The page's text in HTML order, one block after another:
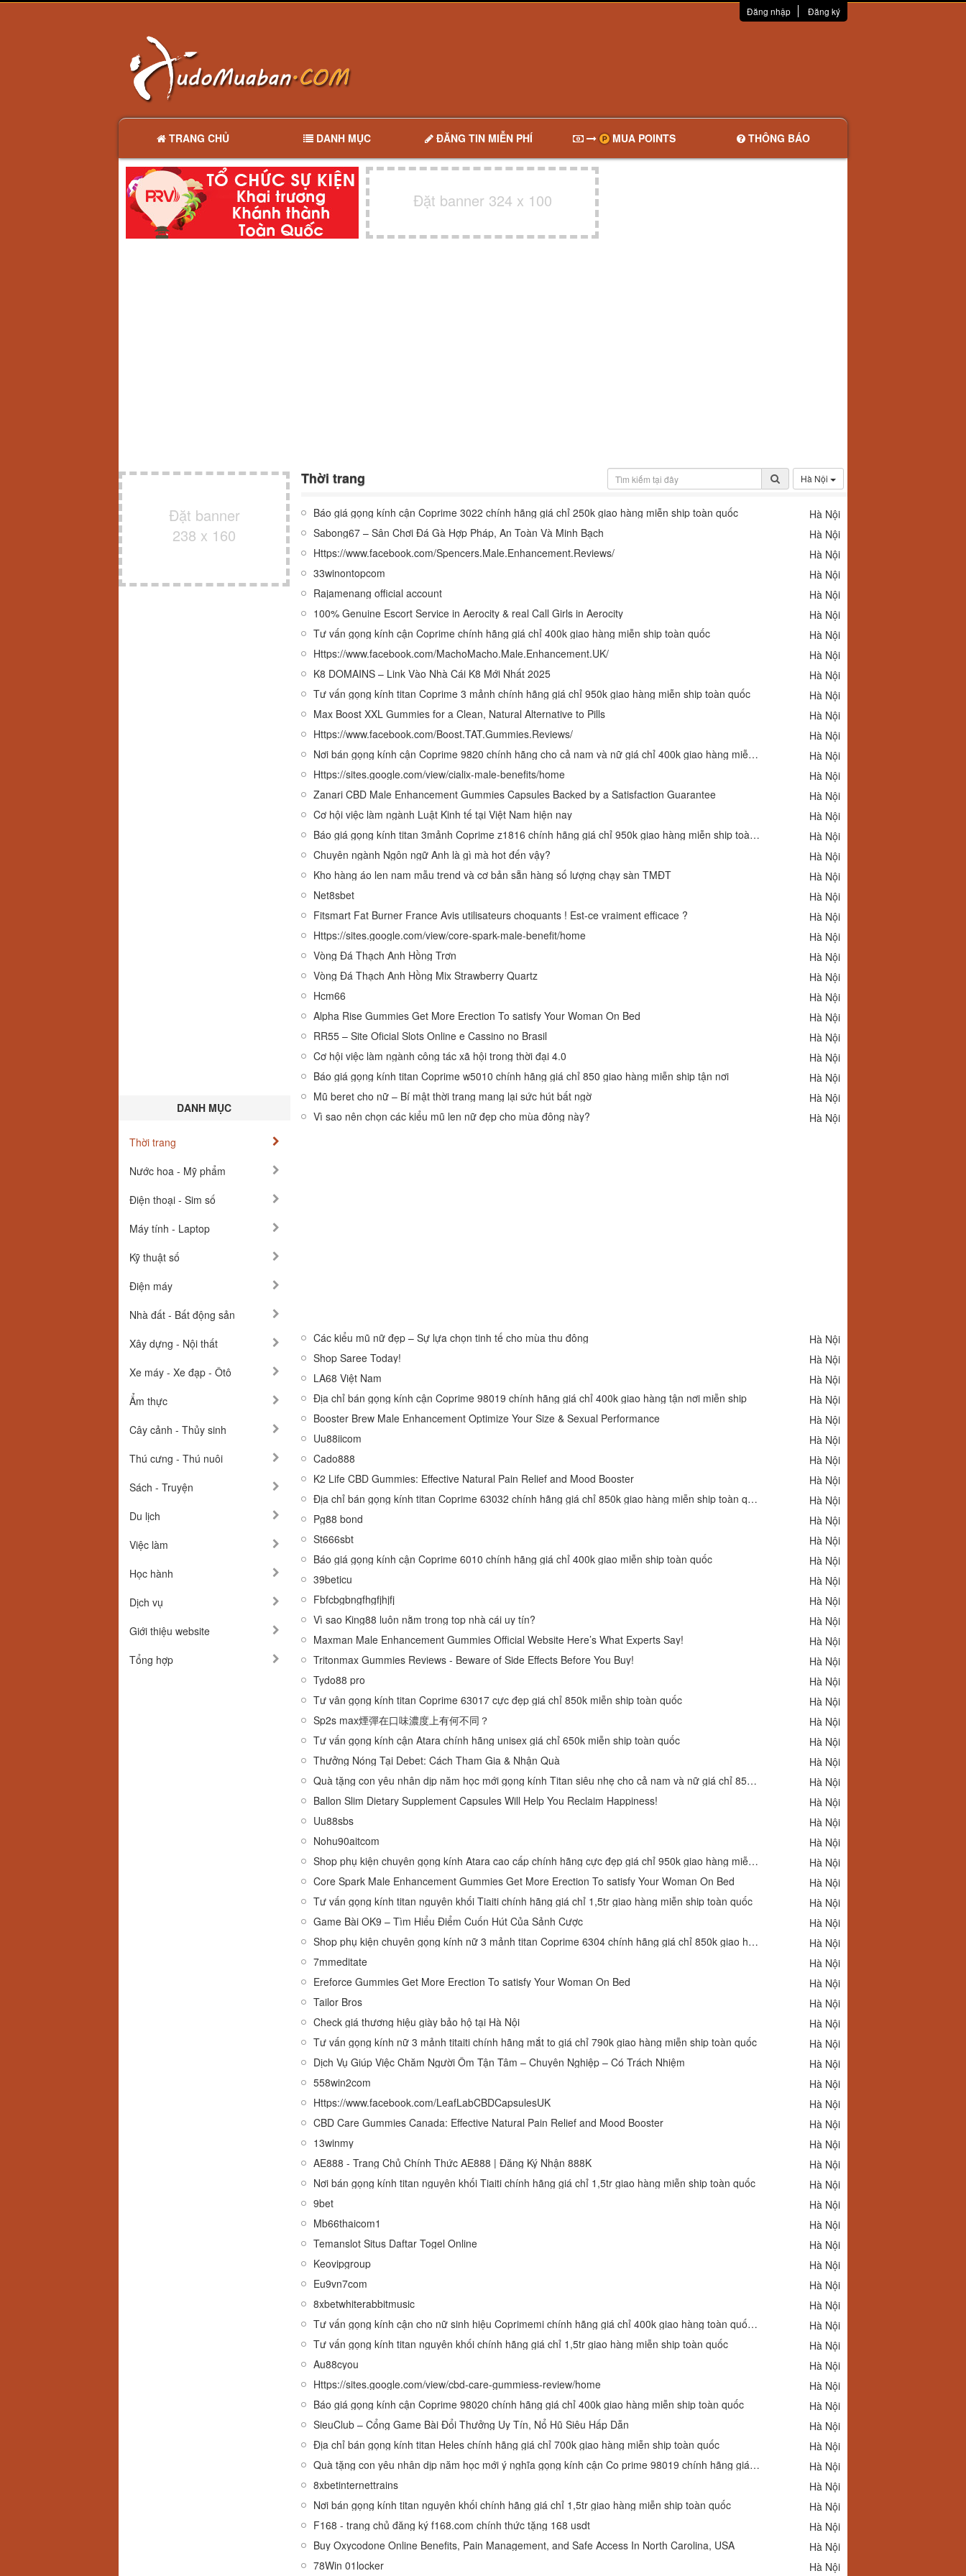
Đăng nhập Đăng ký
TRANG CHỦ DANH MỤC ĐĂNG TIN MIỄN PHÍ MUA POINTS THÔNG BÁO
Đặt banner 324 x 100
Đặt banner
238 x 160
DANH MỤC
Thời trang
Nước hoa - Mỹ phẩm
Điện thoại - Sim số
Máy tính - Laptop
Kỹ thuật số
Điện máy
Nhà đất - Bất động sản
Xây dựng - Nội thất
Xe máy - Xe đạp - Ôtô
Ẩm thực
Cây cảnh - Thủy sinh
Thú cưng - Thú nuôi
Sách - Truyện
Du lịch
Việc làm
Học hành
Dịch vụ
Giới thiệu website
Tổng hợp
Thời trang Hà Nội
Báo giá gọng kính cận Coprime 3022 chính hãng giá chỉ 250k giao hàng miễn ship toàn quốc
Hà Nội
Sabong67 – Sân Chơi Đá Gà Hợp Pháp, An Toàn Và Minh Bạch
Hà Nội
Https://www.facebook.com/Spencers.Male.Enhancement.Reviews/
Hà Nội
33winontopcom
Hà Nội
Rajamenang official account
Hà Nội
100% Genuine Escort Service in Aerocity & real Call Girls in Aerocity
Hà Nội
Tư vấn gọng kính cận Coprime chính hãng giá chỉ 400k giao hàng miễn ship toàn quốc
Hà Nội
Https://www.facebook.com/MachoMacho.Male.Enhancement.UK/
Hà Nội
K8 DOMAINS – Link Vào Nhà Cái K8 Mới Nhất 2025
Hà Nội
Tư vấn gọng kính titan Coprime 3 mảnh chính hãng giá chỉ 950k giao hàng miễn ship toàn quốc
Hà Nội
Max Boost XXL Gummies for a Clean, Natural Alternative to Pills
Hà Nội
Https://www.facebook.com/Boost.TAT.Gummies.Reviews/
Hà Nội
Nơi bán gọng kính cận Coprime 9820 chính hãng cho cả nam và nữ giá chỉ 400k giao hàng miễn ship toàn quốc
Hà Nội
Https://sites.google.com/view/cialix-male-benefits/home
Hà Nội
Zanari CBD Male Enhancement Gummies Capsules Backed by a Satisfaction Guarantee
Hà Nội
Cơ hội việc làm ngành Luật Kinh tế tại Việt Nam hiện nay
Hà Nội
Báo giá gọng kính titan 3mảnh Coprime z1816 chính hãng giá chỉ 950k giao hàng miễn ship toàn quốc
Hà Nội
Chuyên ngành Ngôn ngữ Anh là gì mà hot đến vậy?
Hà Nội
Kho hàng áo len nam mẫu trend và cơ bản sẵn hàng số lượng chạy sàn TMĐT
Hà Nội
Net8sbet
Hà Nội
Fitsmart Fat Burner France Avis utilisateurs choquants ! Est-ce vraiment efficace ?
Hà Nội
Https://sites.google.com/view/core-spark-male-benefit/home
Hà Nội
Vòng Đá Thạch Anh Hồng Trơn
Hà Nội
Vòng Đá Thạch Anh Hồng Mix Strawberry Quartz
Hà Nội
Hcm66
Hà Nội
Alpha Rise Gummies Get More Erection To satisfy Your Woman On Bed
Hà Nội
RR55 – Site Oficial Slots Online e Cassino no Brasil
Hà Nội
Cơ hội việc làm ngành công tác xã hội trong thời đại 4.0
Hà Nội
Báo giá gọng kính titan Coprime w5010 chính hãng giá chỉ 850 giao hàng miễn ship tận nơi
Hà Nội
Mũ beret cho nữ – Bí mật thời trang mang lại sức hút bất ngờ
Hà Nội
Vì sao nên chọn các kiểu mũ len nữ đẹp cho mùa đông này?
Hà Nội
Các kiểu mũ nữ đẹp – Sự lựa chọn tinh tế cho mùa thu đông
Hà Nội
Shop Saree Today!
Hà Nội
LA68 Việt Nam
Hà Nội
Địa chỉ bán gọng kính cận Coprime 98019 chính hãng giá chỉ 400k giao hàng tận nơi miễn ship
Hà Nội
Booster Brew Male Enhancement Optimize Your Size & Sexual Performance
Hà Nội
Uu88iicom
Hà Nội
Cado888
Hà Nội
K2 Life CBD Gummies: Effective Natural Pain Relief and Mood Booster
Hà Nội
Địa chỉ bán gọng kính titan Coprime 63032 chính hãng giá chỉ 850k giao hàng miễn ship toàn quốc
Hà Nội
Pg88 bond
Hà Nội
St666sbt
Hà Nội
Báo giá gọng kính cận Coprime 6010 chính hãng giá chỉ 400k giao miễn ship toàn quốc
Hà Nội
39beticu
Hà Nội
Fbfcbgbngfhgfjhjfj
Hà Nội
Vì sao King88 luôn nằm trong top nhà cái uy tín?
Hà Nội
Maxman Male Enhancement Gummies Official Website Here’s What Experts Say!
Hà Nội
Tritonmax Gummies Reviews - Beware of Side Effects Before You Buy!
Hà Nội
Tydo88 pro
Hà Nội
Tư vân gọng kính titan Coprime 63017 cực đẹp giá chỉ 850k miễn ship toàn quốc
Hà Nội
Sp2s max煙彈在口味濃度上有何不同？
Hà Nội
Tư vấn gọng kính cận Atara chính hãng unisex giá chỉ 650k miễn ship toàn quốc
Hà Nội
Thưởng Nóng Tại Debet: Cách Tham Gia & Nhận Quà
Hà Nội
Quà tặng con yêu nhân dịp năm học mới gọng kính Titan siêu nhẹ cho cả nam và nữ giá chỉ 850k giao hàng miễn ship toàn quốc
Hà Nội
Ballon Slim Dietary Supplement Capsules Will Help You Reclaim Happiness!
Hà Nội
Uu88sbs
Hà Nội
Nohu90aitcom
Hà Nội
Shop phụ kiện chuyên gọng kính Atara cao cấp chính hãng cực đẹp giá chỉ 950k giao hàng miễn ship toàn quốc
Hà Nội
Core Spark Male Enhancement Gummies Get More Erection To satisfy Your Woman On Bed
Hà Nội
Tư vấn gọng kính titan nguyên khối Tiaiti chính hãng giá chỉ 1,5tr giao hàng miễn ship toàn quốc
Hà Nội
Game Bài OK9 – Tìm Hiểu Điểm Cuốn Hút Của Sảnh Cược
Hà Nội
Shop phụ kiện chuyên gọng kính nữ 3 mảnh titan Coprime 6304 chính hãng giá chỉ 850k giao hàng miễn ship toàn quốc
Hà Nội
7mmeditate
Hà Nội
Ereforce Gummies Get More Erection To satisfy Your Woman On Bed
Hà Nội
Tailor Bros
Hà Nội
Check giá thương hiệu giày bảo hộ tại Hà Nội
Hà Nội
Tư vấn gọng kính nữ 3 mảnh titaiti chính hãng mắt to giá chỉ 790k giao hàng miễn ship toàn quốc
Hà Nội
Dịch Vụ Giúp Việc Chăm Người Ốm Tận Tâm – Chuyên Nghiệp – Có Trách Nhiệm
Hà Nội
558win2com
Hà Nội
Https://www.facebook.com/LeafLabCBDCapsulesUK
Hà Nội
CBD Care Gummies Canada: Effective Natural Pain Relief and Mood Booster
Hà Nội
13winmy
Hà Nội
AE888 - Trang Chủ Chính Thức AE888 | Đăng Ký Nhận 888K
Hà Nội
Nơi bán gọng kính titan nguyên khối Tiaiti chính hãng giá chỉ 1,5tr giao hàng miễn ship toàn quốc
Hà Nội
9bet
Hà Nội
Mb66thaicom1
Hà Nội
Temanslot Situs Daftar Togel Online
Hà Nội
Keovipgroup
Hà Nội
Eu9vn7com
Hà Nội
8xbetwhiterabbitmusic
Hà Nội
Tư vấn gọng kính cận cho nữ sinh hiệu Coprimemi chính hãng giá chỉ 400k giao hàng toàn quốc miễn ship
Hà Nội
Tư vấn gọng kính titan nguyên khối chính hãng giá chỉ 1,5tr giao hàng miễn ship toàn quốc
Hà Nội
Au88cyou
Hà Nội
Https://sites.google.com/view/cbd-care-gummiess-review/home
Hà Nội
Báo giá gọng kính cận Coprime 98020 chính hãng giá chỉ 400k giao hàng miễn ship toàn quốc
Hà Nội
SieuClub – Cổng Game Bài Đổi Thưởng Uy Tín, Nổ Hũ Siêu Hấp Dẫn
Hà Nội
Địa chỉ bán gọng kính titan Heles chính hãng giá chỉ 700k giao hàng miễn ship toàn quốc
Hà Nội
Quà tặng con yêu nhân dịp năm học mới ý nghĩa gọng kính cận Co prime 98019 chính hãng giá chỉ 450k giao hàng miễn ship toàn quốc
Hà Nội
8xbetinternettrains
Hà Nội
Nơi bán gọng kính titan nguyên khối chính hãng giá chỉ 1,5tr giao hàng miễn ship toàn quốc
Hà Nội
F168 - trang chủ đăng ký f168.com chính thức tặng 168 usdt
Hà Nội
Buy Oxycodone Online Benefits, Pain Management, and Safe Access In North Carolina, USA
Hà Nội
78Win 01locker
Hà Nội